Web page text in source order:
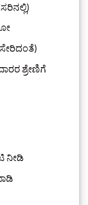
ಶ್ರೇಣಿಗೆ
ನೀಡಿ